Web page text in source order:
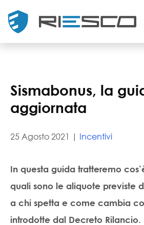
Sismabonus, la
aggiornata
25 Agosto 2021 | Incentivi
In questa guida tratteremo
quali sono le aliquote previste
a chi spetta e come cambia
introdotte dal Decreto Rilancio.